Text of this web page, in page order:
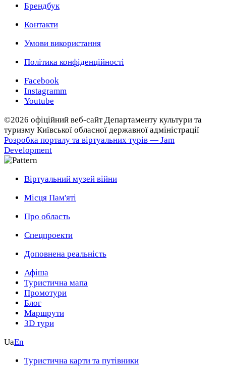
Брендбук
Контакти
Умови використання
Політика конфіденційності
Facebook
Instagramm
Youtube
©2026 офіційний веб-сайт Департаменту культури та
туризму Київської обласної державної адміністрації
Розробка порталу та віртуальних турів — Jam
Development
Віртуальний музей війни
Місця Пам'яті
Про область
Спецпроекти
Доповнена реальність
Афіша
Туристична мапа
Промотури
Блог
Маршрути
3D тури
UaEn
Туристична карти та путівники